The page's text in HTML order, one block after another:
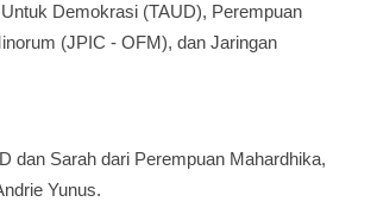
Demokrasi (TAUD), Perempuan
(JPIC - OFM), dan Jaringan
dan Sarah dari Perempuan Mahardhika,
Yunus.